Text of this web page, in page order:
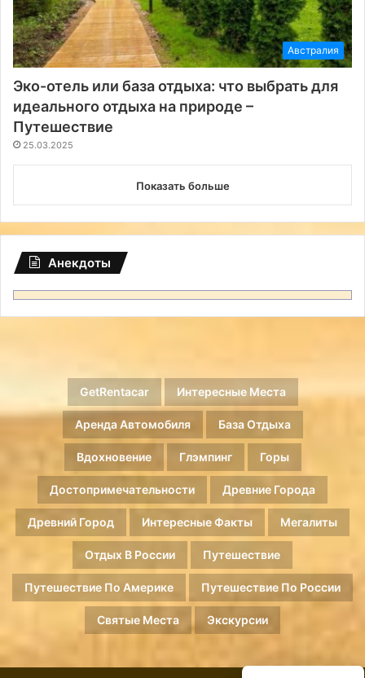
Австралия
Эко-отель или база отдыха: что выбрать для
идеального отдыха на природе –
Путешествие
25.03.2025
Показать больше
Анекдоты
GetRentacar Интересные Места
Аренда Автомобиля База Отдыха
Вдохновение Глэмпинг Горы
Достопримечательности Древние Города
Древний Город Интересные Факты Мегалиты
Отдых В России Путешествие
Путешествие По Америке Путешествие По России
Святые Места Экскурсии